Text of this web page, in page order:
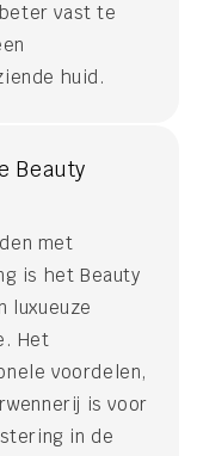
vast te
huid.
Beauty
met
is het Beauty
luxueuze
Het
voordelen,
is voor
in de